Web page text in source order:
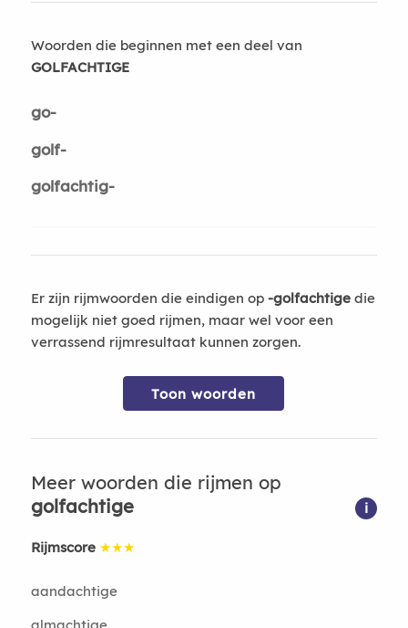
Woorden die beginnen met een deel van
GOLFACHTIGE
go-
golf-
golfachtig-
Er zijn rijmwoorden die eindigen op -golfachtigedie
mogelijk niet goed rijmen, maar wel voor een
verrassend rijmresultaat kunnen zorgen.
Toon woorden
Meer woorden die rijmen op
golfachtige
i
Rijmscore ★★★
aandachtige
almachtige